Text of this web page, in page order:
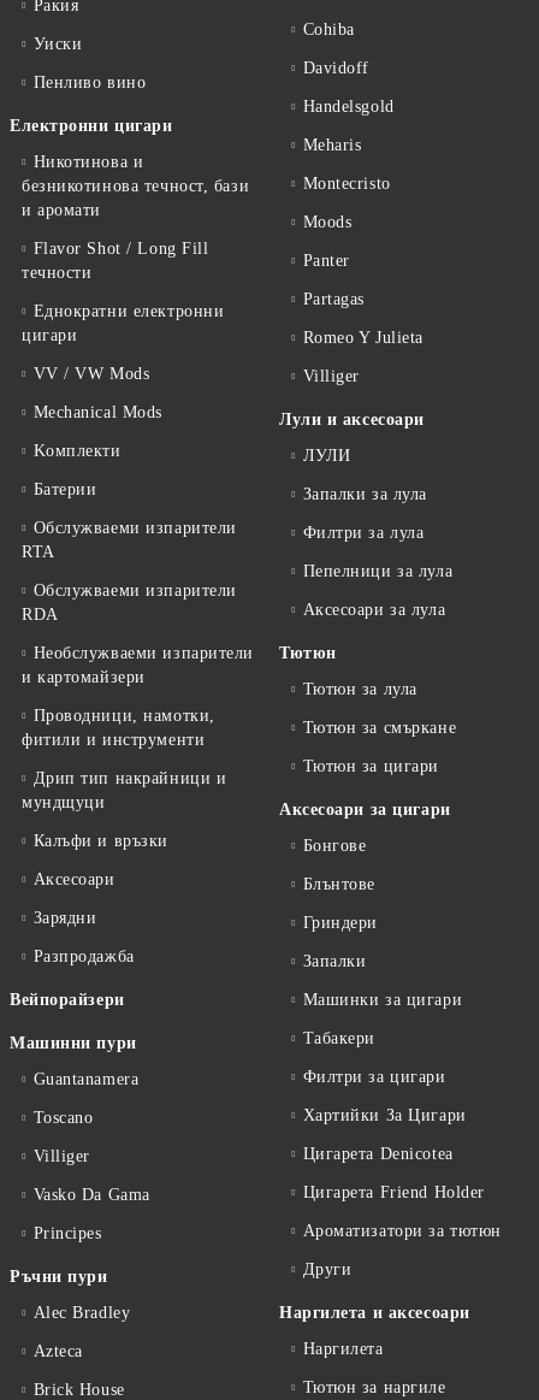
Ракия
Уиски
Пенливо вино
Електронни цигари
Никотинова и
безникотинова течност, бази
и аромати
Flavor Shot / Long Fill
течности
Еднократни електронни
цигари
VV / VW Mods
Mechanical Mods
Kомплекти
Батерии
Обслужваеми изпарители
RTA
Обслужваеми изпарители
RDA
Необслужваеми изпарители
и картомайзери
Проводници, намотки,
фитили и инструменти
Дрип тип накрайници и
мундщуци
Калъфи и връзки
Аксесоари
Зарядни
Разпродажба
Вейпорайзери
Машинни пури
Guantanamera
Toscano
Villiger
Vasko Da Gama
Principes
Ръчни пури
Alec Bradley
Azteca
Brick House
Cohiba
Davidoff
Handelsgold
Meharis
Montecristo
Moods
Panter
Partagas
Romeo Y Julieta
Villiger
Лули и аксесоари
ЛУЛИ
Запалки за лула
Филтри за лула
Пепелници за лула
Аксесоари за лула
Тютюн
Тютюн за лула
Тютюн за смъркане
Тютюн за цигари
Аксесоари за цигари
Бонгове
Блънтове
Гриндери
Запалки
Машинки за цигари
Табакери
Филтри за цигари
Хартийки За Цигари
Цигарета Denicotea
Цигарета Friend Holder
Ароматизатори за тютюн
Други
Наргилета и аксесоари
Наргилета
Тютюн за наргиле